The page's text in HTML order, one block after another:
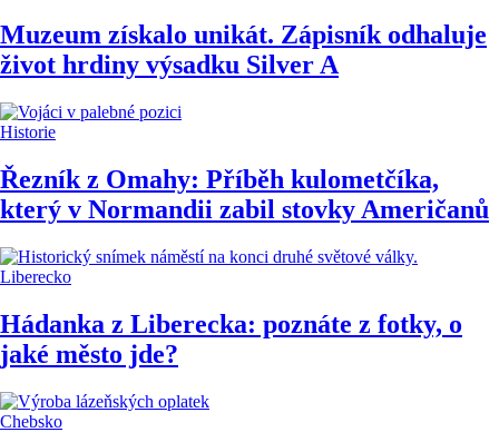
Muzeum získalo unikát. Zápisník odhaluje
život hrdiny výsadku Silver A
Historie
Řezník z Omahy: Příběh kulometčíka,
který v Normandii zabil stovky Američanů
Liberecko
Hádanka z Liberecka: poznáte z fotky, o
jaké město jde?
Chebsko